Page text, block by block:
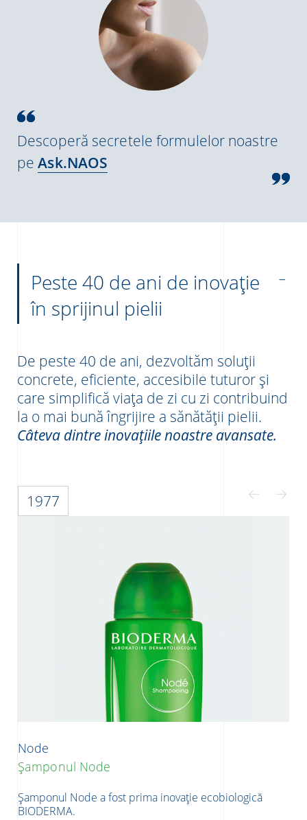
Descoperă secretele formulelor noastre
peAsk.NAOS
Peste 40 de ani de inovație
în sprijinul pielii
De peste 40 de ani, dezvoltăm soluții
concrete, eficiente, accesibile tuturor și
care simplifică viața de zi cu zi contribuind
la o mai bună îngrijire a sănătății pielii.
Câteva dintre inovațiile noastre avansate.
1977
Node
Șamponul Node
Șamponul Node a fost prima inovație ecobiologică
BIODERMA.